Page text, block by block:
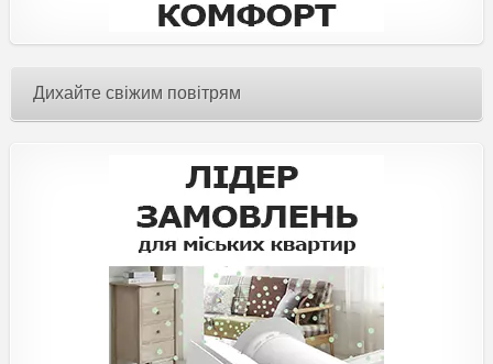
Дихайте свіжим повітрям